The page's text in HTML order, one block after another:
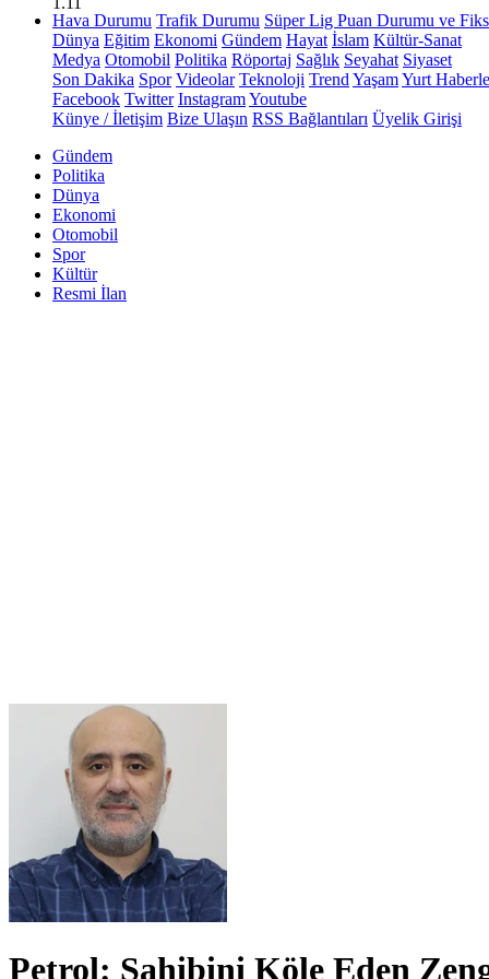
Hava Durumu Trafik Durumu Süper Lig Puan Durumu ve
Dünya Eğitim Ekonomi Gündem Hayat İslam Kültür-Sanat
Medya Otomobil Politika Röportaj Sağlık Seyahat Siyaset
Son Dakika Spor Videolar Teknoloji Trend YaşamYurt
Facebook Twitter InstagramYoutube
Künye / İletişim Bize Ulaşın RSS Bağlantıları Üyelik Girişi
Gündem
Politika
Dünya
Ekonomi
Otomobil
Spor
Kültür
Resmi İlan
Petrol: Sahibini Köle Eden